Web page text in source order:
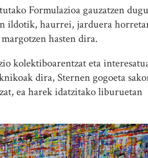
Formulazioa gauzatzen
ildotik, haurrei, jarduera
hasten dira.
kolektiboarentzat eta
dira, Sternen gogoeta
ea harek idatzitako liburuetan